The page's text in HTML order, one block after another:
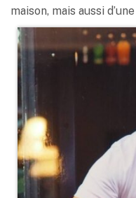
maison, mais aussi